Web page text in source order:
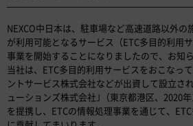
NEXCO中日本は、駐車場など高速道路以外の
が利用可能となるサービス（ETC多目的利用
事業を開始することになりましたので、お知
当社は、ETC多目的利用サービスをおこなっ
ントサービス株式会社などが出資して設立さ
ューションズ株式会社｣（東京都港区、2020
を提携し、ETCの情報処理事業を通じて、